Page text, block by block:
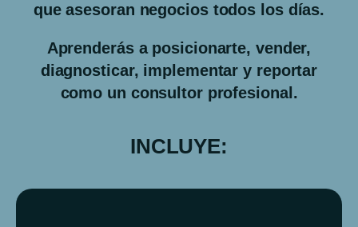
que asesoran negocios todos los días.
Aprenderás a posicionarte, vender,
diagnosticar, implementar y reportar
como un consultor profesional.
INCLUYE: